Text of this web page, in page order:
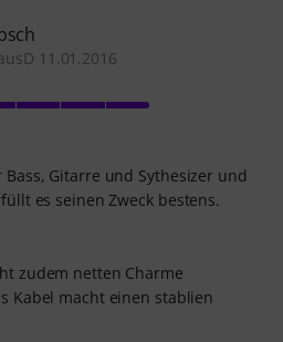
11.01.2016
Gitarre und Sythesizer und
es seinen Zweck bestens.
zudem netten Charme
Kabel macht einen stablien